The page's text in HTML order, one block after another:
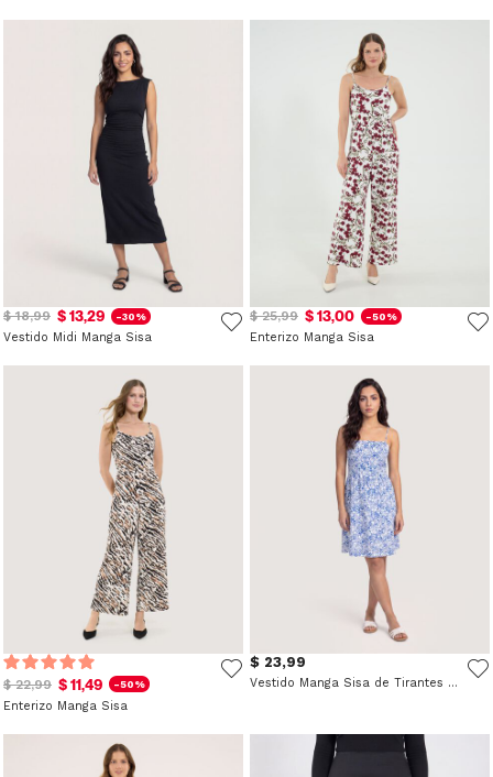
$ 18,99 $ 13,29 -30%
Vestido Midi Manga Sisa
$ 25,99 $ 13,00 -50%
Enterizo Manga Sisa
$ 22,99 $ 11,49 -50%
Enterizo Manga Sisa
$ 23,99
Vestido Manga Sisa de Tirantes Finos